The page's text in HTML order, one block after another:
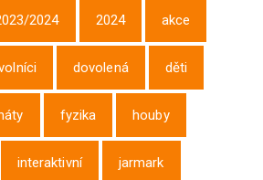
2024 2024 akce
dovolená děti
fyzika houby
interaktivní jarmark